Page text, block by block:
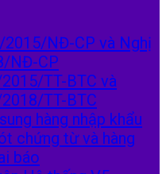
2015/NĐ-CP và Nghị
NĐ-CP
TT-BTC và
TT-BTC
hàng nhập khẩu
chứng từ và hàng
báo